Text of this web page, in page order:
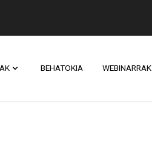
BEHATOKIA WEBINARRAK